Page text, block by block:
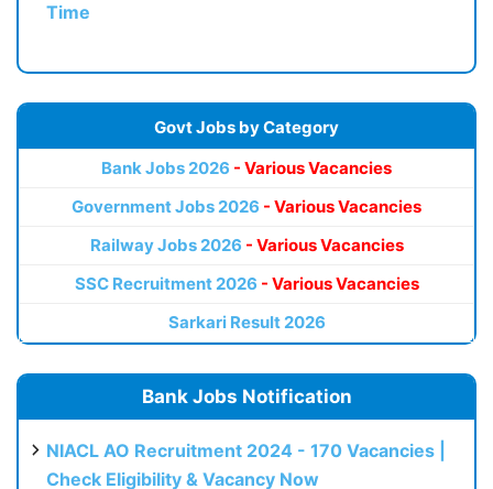
Time
Govt Jobs by Category
Bank Jobs 2026 - Various Vacancies
Government Jobs 2026 - Various Vacancies
Railway Jobs 2026 - Various Vacancies
SSC Recruitment 2026 - Various Vacancies
Sarkari Result 2026
Bank Jobs Notification
NIACL AO Recruitment 2024 - 170 Vacancies |
Check Eligibility & Vacancy Now